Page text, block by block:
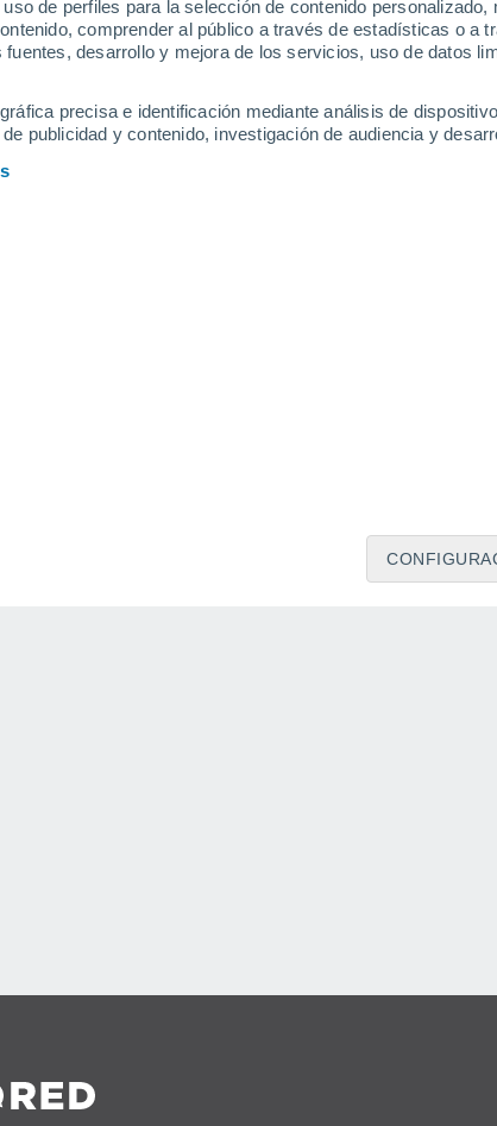
de perfiles para la selección de contenido personalizado,
comprender al público a través de estadísticas o a
fuentes, desarrollo y mejora de los servicios, uso de datos
precisa e identificación mediante análisis de
publicidad y contenido, investigación de audiencia y